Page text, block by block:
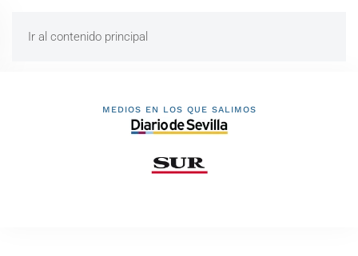
Ir al contenido principal
MEDIOS EN LOS QUE SALIMOS